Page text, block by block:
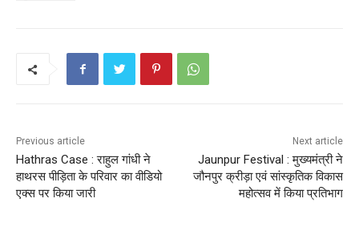
Previous article
Hathras Case : राहुल गांधी ने
हाथरस पीड़िता के परिवार का वीडियो
एक्स पर किया जारी
Next article
Jaunpur Festival : मुख्यमंत्री ने
जौनपुर क्रीड़ा एवं सांस्कृतिक विकास
महोत्सव में किया प्रतिभाग